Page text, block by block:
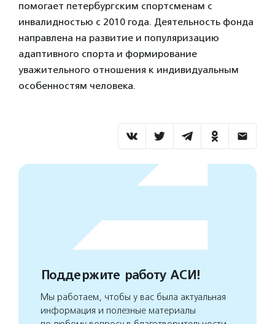
помогает петербургским спортсменам с
инвалидностью с 2010 года. Деятельность фонда
направлена на развитие и популяризацию
адаптивного спорта и формирование
уважительного отношения к индивидуальным
особенностям человека.
Поддержите работу АСИ!
Мы работаем, чтобы у вас была актуальная
информация и полезные материалы